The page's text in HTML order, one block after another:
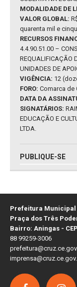
MODALIDADE DE
VALOR GLOBAL:
quarenta mil e
RECURSOS
4.4.90.51.00 –
REQUALIFICAÇÃO
UNIDADES DE
VIGÊNCIA: 12
FORO: Comarca de
DATA DA
SIGNATÁRIOS:
EDUCAÇÃO E
LTDA.
PUBLIQUE-SE
Prefeitura Municipal
Praça dos Três
Bairro: Aningas -
88 99259-3006